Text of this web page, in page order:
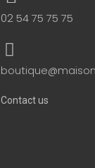
02 54 75 75 75
Contact us